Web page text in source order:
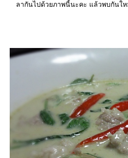
ลากันไปด้วยภาพนี้นะคะ แล้วพบกันใ